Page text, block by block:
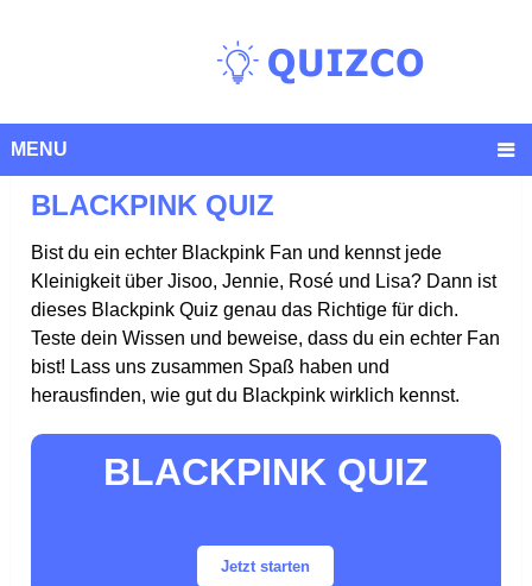
MENU
BLACKPINK QUIZ
Bist du ein echter Blackpink Fan und kennst jede
Kleinigkeit über Jisoo, Jennie, Rosé und Lisa? Dann ist
dieses Blackpink Quiz genau das Richtige für dich.
Teste dein Wissen und beweise, dass du ein echter Fan
bist! Lass uns zusammen Spaß haben und
herausfinden, wie gut du Blackpink wirklich kennst.
BLACKPINK QUIZ
Jetzt starten